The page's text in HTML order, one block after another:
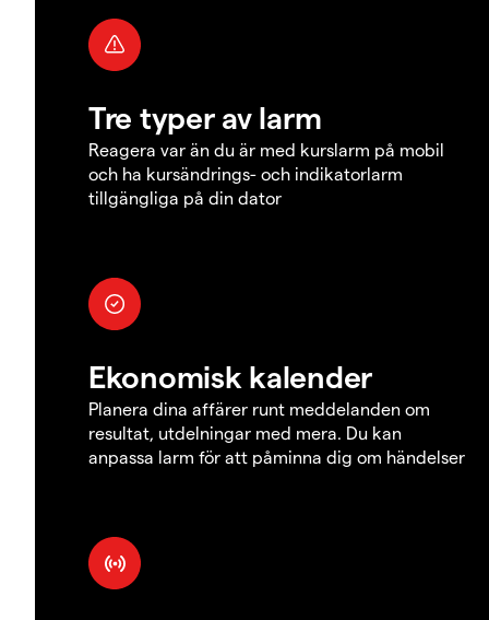
Tre typer av larm
Reagera var än du är med kurslarm på mobil
och ha kursändrings- och indikatorlarm
tillgängliga på din dator
Ekonomisk kalender
Planera dina affärer runt meddelanden om
resultat, utdelningar med mera. Du kan
anpassa larm för att påminna dig om händelser